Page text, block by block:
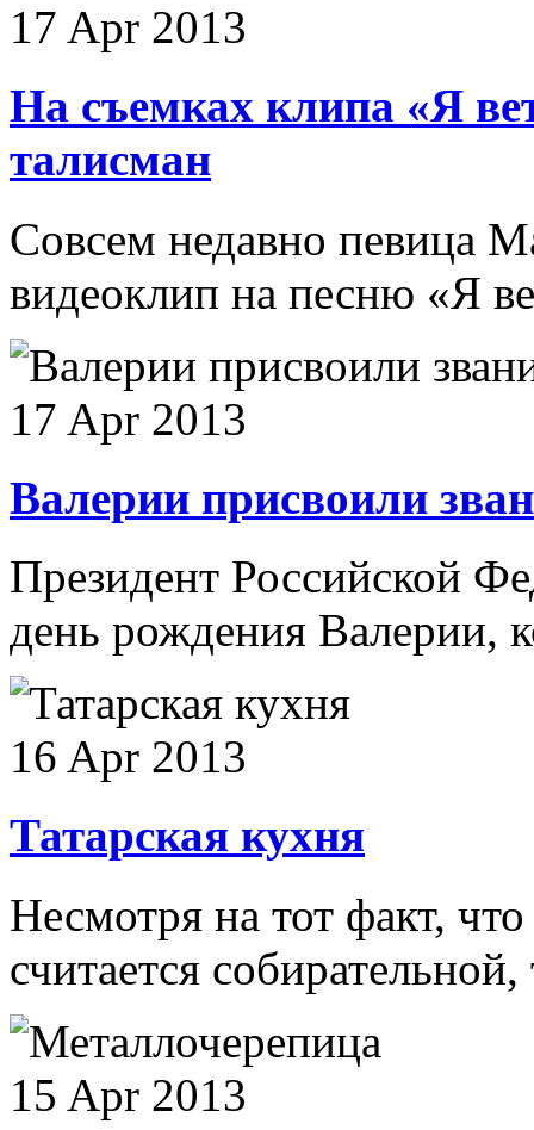
17 Apr 2013
На съемках клипа «Я
талисман
Совсем недавно певица
видеоклип на песню «Я
17 Apr 2013
Валерии присвоили
Президент Российской
день рождения Валерии,
16 Apr 2013
Татарская кухня
Несмотря на тот факт,
считается
15 Apr 2013